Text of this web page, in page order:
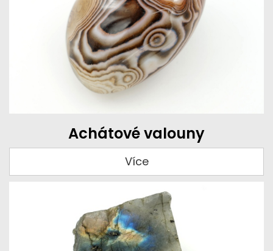
Achátové valouny
Více